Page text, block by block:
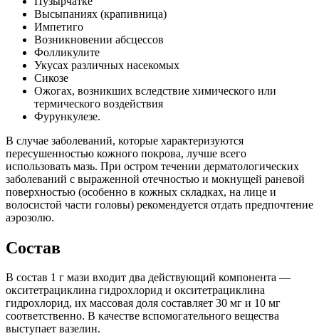
Высыпаниях (крапивница)
Импетиго
Возникновении абсцессов
Фолликулите
Укусах различных насекомых
Сикозе
Ожогах, возникших вследствие химического или
термического воздействия
Фурункулезе.
В случае заболеваний, которые характеризуются
пересушенностью кожного покрова, лучше всего
использовать мазь. При остром течении дерматологических
заболеваний с выраженной отечностью и мокнущей раневой
поверхностью (особенно в кожных складках, на лице и
волосистой части головы) рекомендуется отдать предпочтение
аэрозолю.
Состав
В состав 1 г мази входит два действующий компонента —
окситетрациклина гидрохлорид и окситетрациклина
гидрохлорид, их массовая доля составляет 30 мг и 10 мг
соответственно. В качестве вспомогательного вещества
выступает вазелин.